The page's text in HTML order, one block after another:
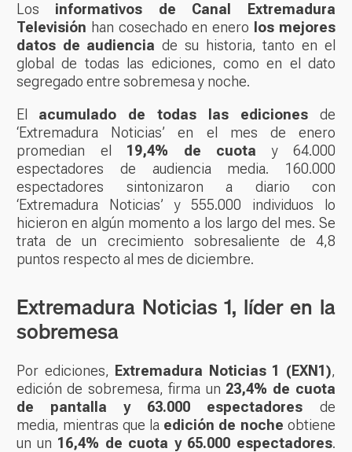
Los informativos de Canal Extremadura
Televisión han cosechado en enero
los mejores
datos de audiencia de su historia, tanto en el
global de todas las ediciones, como en el dato
segregado entre sobremesa y noche.
El acumulado de todas las ediciones de
‘Extremadura Noticias’ en el mes de enero
promedian el 19,4% de cuota y 64.000
espectadores de audiencia media. 160.000
espectadores sintonizaron a diario con
‘Extremadura Noticias’ y 555.000 individuos lo
hicieron en algún momento a los largo del mes. Se
trata de un crecimiento sobresaliente de 4,8
puntos respecto al mes de diciembre.
Extremadura Noticias 1, líder en la
sobremesa
Por ediciones, Extremadura Noticias 1 (EXN1),
edición de sobremesa, firma un 23,4% de cuota
de pantalla y 63.000 espectadores de
media, mientras que la edición de noche obtiene
un un 16,4% de cuota y 65.000 espectadores.